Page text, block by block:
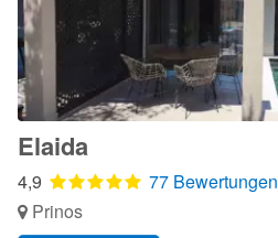
Elaida
4,9
77 Bewertungen
Prinos